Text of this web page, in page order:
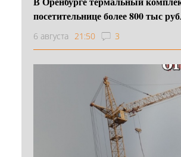
посетительнице более 800 тыс
6 августа 21:50 3